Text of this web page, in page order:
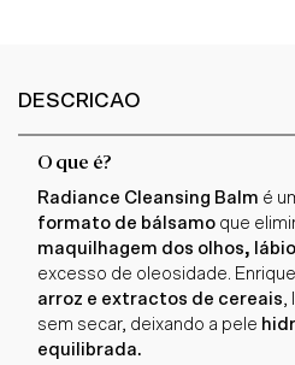
DESCRICAO
O que é?
Radiance Cleansing Balm é
formato de bálsamo que
maquilhagem dos olhos,
excesso de oleosidade.
arroz e extractos de cereais,
sem secar, deixando a pele
equilibrada.